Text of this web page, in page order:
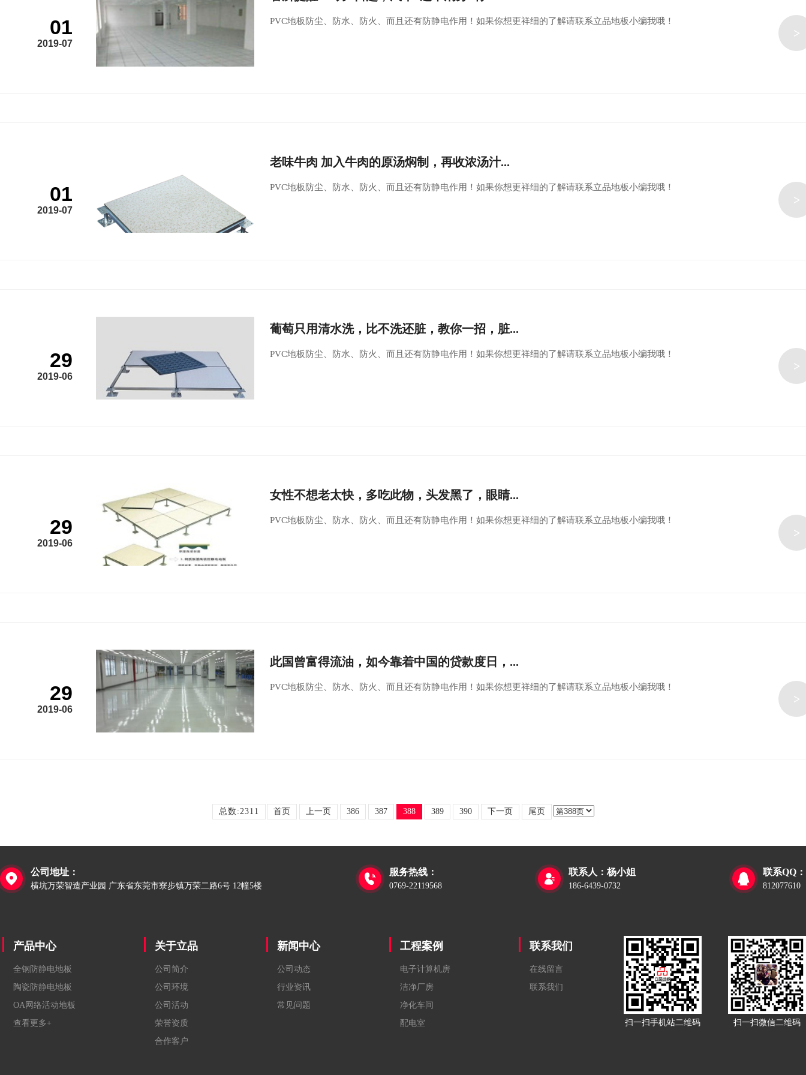
01
2019-07
PVC地板防尘、防水、防火、而且还有防静电作用！如果你想更祥细的了解请联系立品地板小编我哦！
>
01
2019-07
老味牛肉 加入牛肉的原汤焖制，再收浓汤汁...
PVC地板防尘、防水、防火、而且还有防静电作用！如果你想更祥细的了解请联系立品地板小编我哦！
>
29
2019-06
葡萄只用清水洗，比不洗还脏，教你一招，脏...
PVC地板防尘、防水、防火、而且还有防静电作用！如果你想更祥细的了解请联系立品地板小编我哦！
>
29
2019-06
女性不想老太快，多吃此物，头发黑了，眼睛...
PVC地板防尘、防水、防火、而且还有防静电作用！如果你想更祥细的了解请联系立品地板小编我哦！
>
29
2019-06
此国曾富得流油，如今靠着中国的贷款度日，...
PVC地板防尘、防水、防火、而且还有防静电作用！如果你想更祥细的了解请联系立品地板小编我哦！
>
总数:2311 首页 上一页 386 387 388 389 390 下一页 尾页

公司地址：
横坑万荣智造产业园 广东省东莞市寮步镇万荣二路6号 12幢5楼

服务热线：
0769-22119568

联系人：杨小姐
186-6439-0732

联系QQ：
812077610
产品中心
全钢防静电地板
陶瓷防静电地板
OA网络活动地板
查看更多+
关于立品
公司简介
公司环境
公司活动
荣誉资质
合作客户
新闻中心
公司动态
行业资讯
常见问题
工程案例
电子计算机房
洁净厂房
净化车间
配电室
联系我们
在线留言
联系我们
扫一扫手机站二维码 扫一扫微信二维码